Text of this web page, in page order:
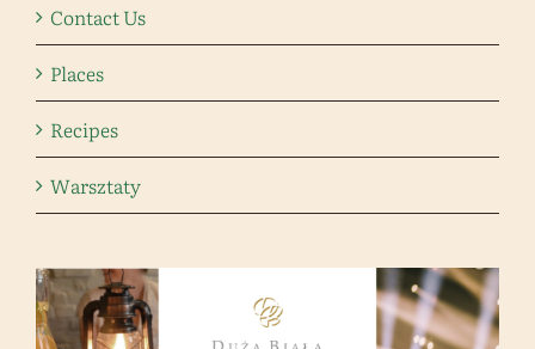
Contact Us
Places
Recipes
Warsztaty